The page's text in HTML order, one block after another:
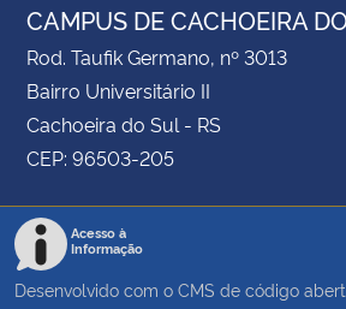
CAMPUS DE CACHOEIRA
Rod. Taufik Germano, nº 3013
Bairro Universitário II
Cachoeira do Sul - RS
CEP: 96503-205
Acesso à
Informação
Desenvolvido com o CMS de código